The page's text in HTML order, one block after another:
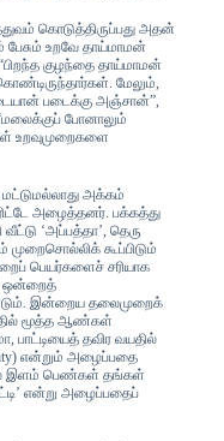
கொடுத்திருப்பது அதன்
பேசும் உறவே தாய்மாமன்
குழந்தை தாய்மாமன்
மேலும்,
படைக்கு அஞ்சான்”,
போனாலும்
உறவுமுறைகளை
அக்கம்
அழைத்தனர். பக்கத்து
வீட்டு ‘அப்பத்தா’, தெரு
கூப்பிடும்
பெயர்களைச் சரியாக
ஒன்றைத்
இன்றைய தலைமுறைக்
மூத்த ஆண்கள்
பாட்டியைத் தவிர வயதில்
என்றும் அழைப்பதை
இளம் பெண்கள் தங்கள்
என்று அழைப்பதைப்